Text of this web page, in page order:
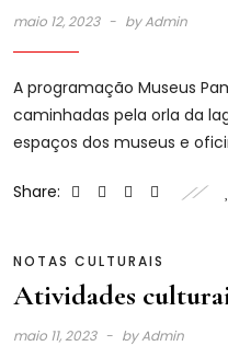
maio 12, 2023 byAdmin
A programação Museus
caminhadas pela orla da
espaços dos museus e
Share:
NOTAS CULTURAIS
Atividades
maio 11, 2023 byAdmin